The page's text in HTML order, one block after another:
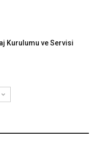
Kurulumu ve Servisi